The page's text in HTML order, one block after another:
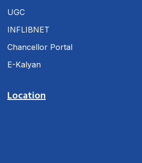
UGC
INFLIBNET
Chancellor Portal
E-Kalyan
Location